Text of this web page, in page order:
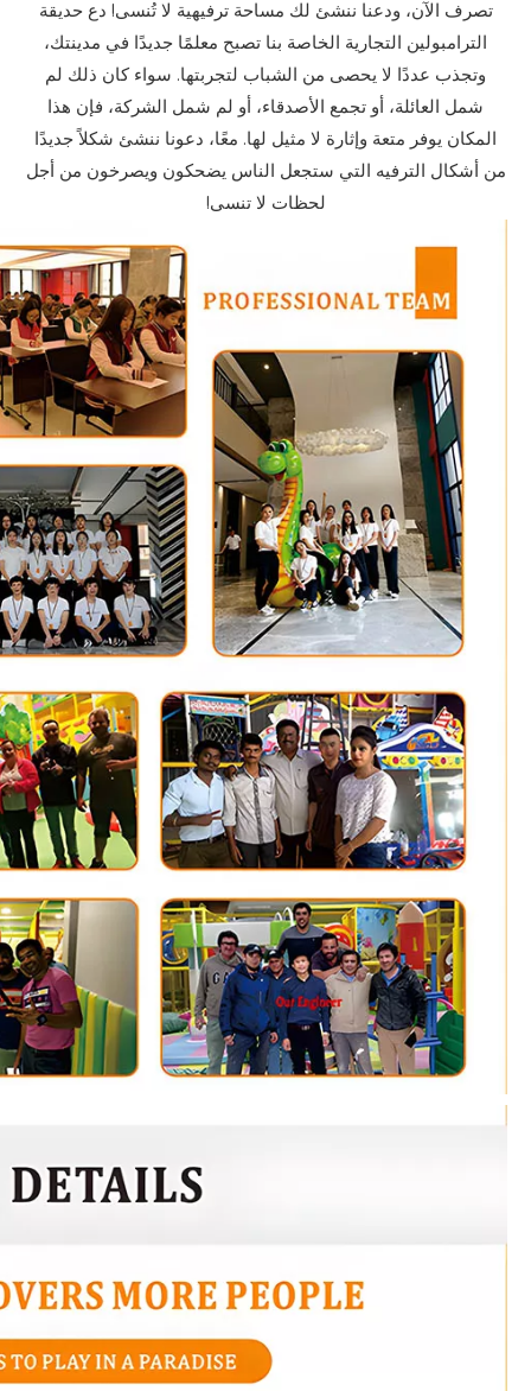
تصرف الآن، ودعنا ننشئ لك مساحة ترفيهية لا تُنسى! دع حديقة
الترامبولين التجارية الخاصة بنا تصبح معلمًا جديدًا في مدينتك،
وتجذب عددًا لا يحصى من الشباب لتجربتها. سواء كان ذلك لم
شمل العائلة، أو تجمع الأصدقاء، أو لم شمل الشركة، فإن هذا
المكان يوفر متعة وإثارة لا مثيل لها. معًا، دعونا ننشئ شكلاً جديدًا
من أشكال الترفيه التي ستجعل الناس يضحكون ويصرخون من أجل
لحظات لا تنسى!